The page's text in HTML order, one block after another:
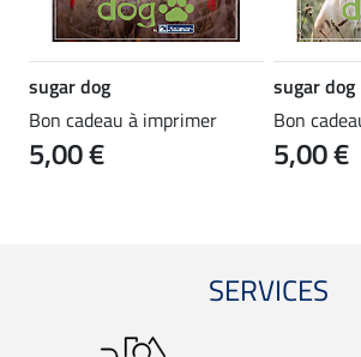
sugar dog
Bon cadeau à imprimer
5,00 €
sugar dog
Bon
5,00 €
SERVICES